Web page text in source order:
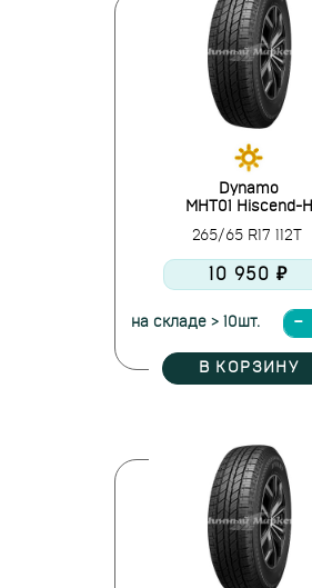
Dynamo
MHT01 Hiscend-H
265/65 R17 112T
10 950 ₽
на складе > 10шт.
В КОРЗИНУ